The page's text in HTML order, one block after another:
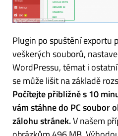
Plugin po spuštění exportu
veškerých souborů,
WordPressu, témat i
se může lišit na základě
Počítejte přibližně s 10
vám stáhne do PC soubor
zálohu stránek.V našem